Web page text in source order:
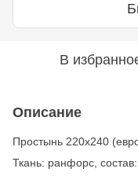
В
Описание
Простынь 220х240
Ткань: ранфорс,